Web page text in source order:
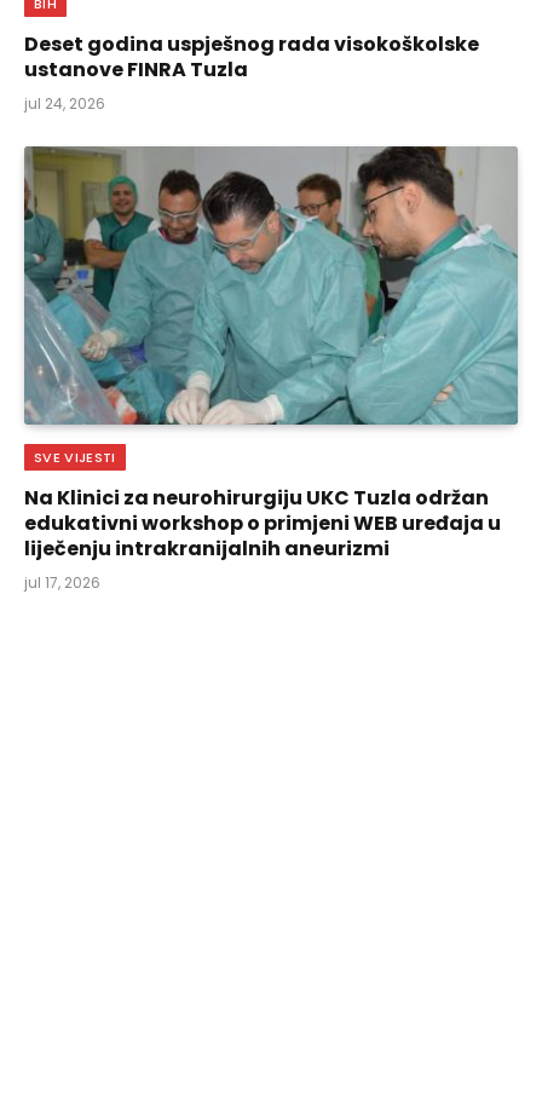
BIH
Deset godina uspješnog rada visokoškolske
ustanove FINRA Tuzla
jul 24, 2026
SVE VIJESTI
Na Klinici za neurohirurgiju UKC Tuzla održan
edukativni workshop o primjeni WEB uređaja u
liječenju intrakranijalnih aneurizmi
jul 17, 2026